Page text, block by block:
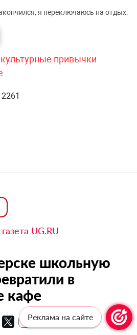
я переключаюсь на отдых.
привычки
UG.RU
школьную
в
кафе
🔗Реклама на сайте